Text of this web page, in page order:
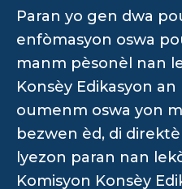
Paran yo gen dwa
enfòmasyon oswa
manm pèsonèl nan
Konsèy Edikasyon an
oumenm oswa yon
bezwen èd, di
lyezon paran nan
Komisyon Konsèy